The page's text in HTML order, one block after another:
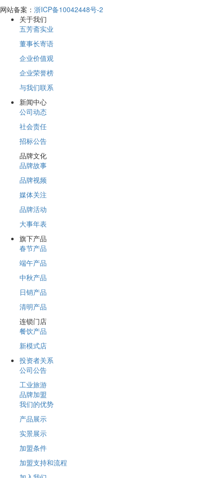
网站备案： 浙ICP备10042448号-2
关于我们
五芳斋实业
董事长寄语
企业价值观
企业荣誉榜
与我们联系
新闻中心
公司动态
社会责任
招标公告
品牌文化
品牌故事
品牌视频
媒体关注
品牌活动
大事年表
旗下产品
春节产品
端午产品
中秋产品
日销产品
清明产品
连锁门店
餐饮产品
新模式店
投资者关系
公司公告
工业旅游
品牌加盟
我们的优势
产品展示
实景展示
加盟条件
加盟支持和流程